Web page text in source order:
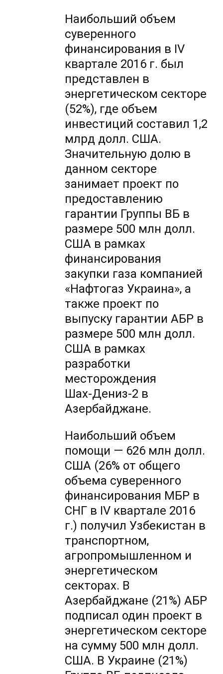
Наибольший объем
суверенного
финансирования в IV
квартале 2016 г. был
представлен в
энергетическом секторе
(52%), где объем
инвестиций составил 1,2
млрд долл. США.
Значительную долю в
данном секторе
занимает проект по
предоставлению
гарантии Группы ВБ в
размере 500 млн долл.
США в рамках
финансирования
закупки газа компанией
«Нафтогаз Украина», а
также проект по
выпуску гарантии АБР в
размере 500 млн долл.
США в рамках
разработки
месторождения
Шах-Дениз-2 в
Азербайджане.
Наибольший объем
помощи — 626 млн долл.
США (26% от общего
объема суверенного
финансирования МБР в
СНГ в IV квартале 2016
г.) получил Узбекистан в
транспортном,
агропромышленном и
энергетическом
секторах. В
Азербайджане (21%) АБР
подписал один проект в
энергетическом секторе
на сумму 500 млн долл.
США. В Украине (21%)